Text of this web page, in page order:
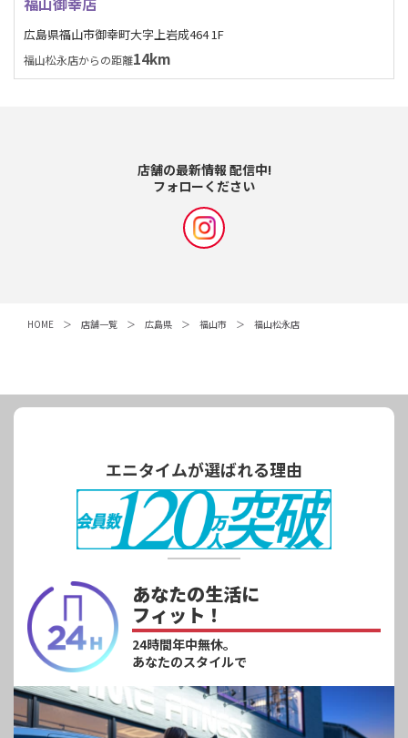
広島県福山市御幸町大字上岩成464 1F
福山松永店からの距離14km
店舗の最新情報 配信中!
フォローください
HOME 店舗一覧 広島県 福山市 福山松永店
エニタイムが選ばれる理由
あなたの生活に
フィット！
24時間年中無休。
あなたのスタイルで